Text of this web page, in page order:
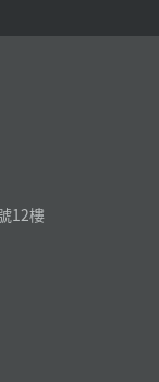
12樓